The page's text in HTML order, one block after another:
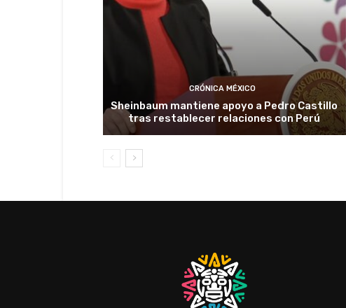
CRÓNICA MÉXICO
Sheinbaum mantiene apoyo a Pedro Castillo
tras restablecer relaciones con Perú